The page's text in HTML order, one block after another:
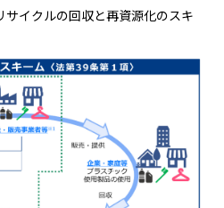
サイクルの回収と再資源化のスキ